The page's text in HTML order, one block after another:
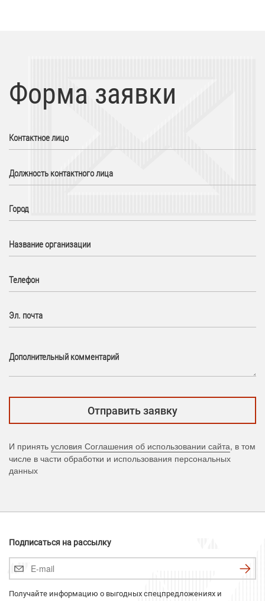
Форма заявки
Контактное лицо
Должность контактного лица
Город
Название организации
Телефон
Эл. почта
Дополнительный комментарий
И принять условия Соглашения об использовании сайта, в том
числе в части обработки и использования персональных
данных
Подписаться на рассылку
Получайте информацию о выгодных спецпредложениях и